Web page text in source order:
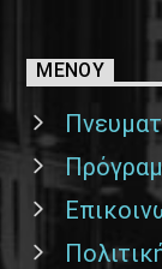
ΜΕΝΟΥ